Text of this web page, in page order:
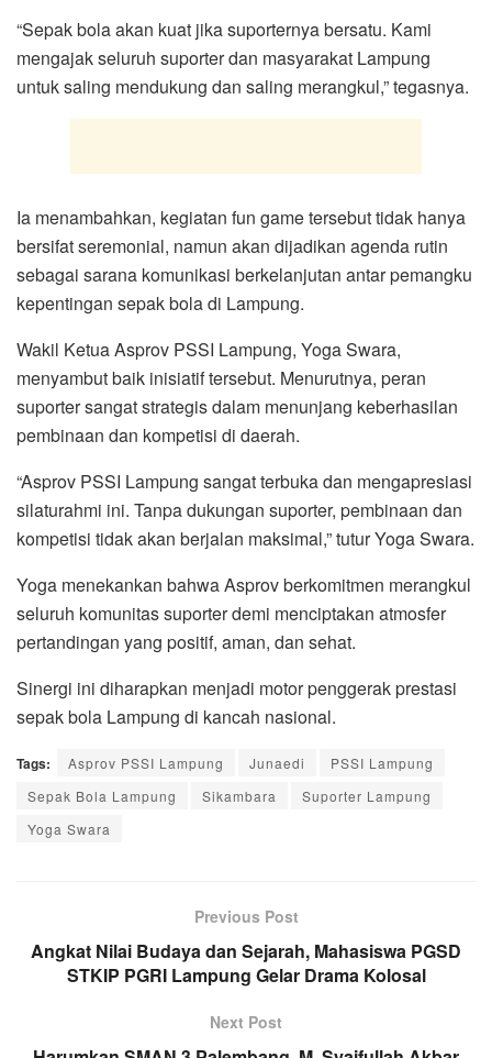
“Sepak bola akan kuat jika suporternya bersatu. Kami
mengajak seluruh suporter dan masyarakat Lampung
untuk saling mendukung dan saling merangkul,” tegasnya.
Ia menambahkan, kegiatan fun game tersebut tidak hanya
bersifat seremonial, namun akan dijadikan agenda rutin
sebagai sarana komunikasi berkelanjutan antar pemangku
kepentingan sepak bola di Lampung.
Wakil Ketua Asprov PSSI Lampung, Yoga Swara,
menyambut baik inisiatif tersebut. Menurutnya, peran
suporter sangat strategis dalam menunjang keberhasilan
pembinaan dan kompetisi di daerah.
“Asprov PSSI Lampung sangat terbuka dan mengapresiasi
silaturahmi ini. Tanpa dukungan suporter, pembinaan dan
kompetisi tidak akan berjalan maksimal,” tutur Yoga Swara.
Yoga menekankan bahwa Asprov berkomitmen merangkul
seluruh komunitas suporter demi menciptakan atmosfer
pertandingan yang positif, aman, dan sehat.
Sinergi ini diharapkan menjadi motor penggerak prestasi
sepak bola Lampung di kancah nasional.
Tags: Asprov PSSI Lampung Junaedi
PSSI Lampung
Sepak Bola Lampung
Sikambara
Suporter Lampung
Yoga Swara
Previous Post
Angkat Nilai Budaya dan Sejarah, Mahasiswa PGSD
STKIP PGRI Lampung Gelar Drama Kolosal
Next Post